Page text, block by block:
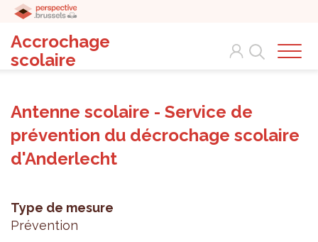
Accrochage
scolaire
Search
Antenne scolaire - Service de
prévention du décrochage scolaire
d'Anderlecht
Type de mesure
Prévention